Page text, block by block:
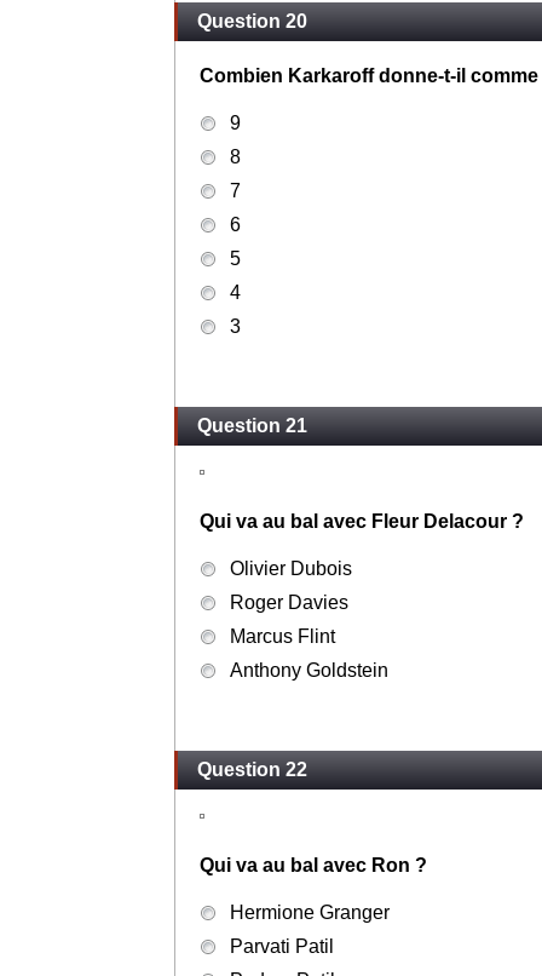
Question 20
Combien Karkaroff donne-t-il
9
8
7
6
5
4
3
Question 21
Qui va au bal avec Fleur Delacour ?
Olivier Dubois
Roger Davies
Marcus Flint
Anthony Goldstein
Question 22
Qui va au bal avec Ron ?
Hermione Granger
Parvati Patil